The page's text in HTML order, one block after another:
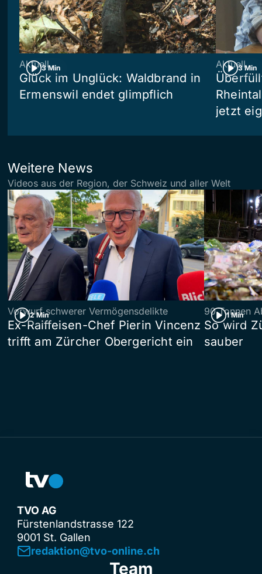
3 Min
Aktuell
Glück im Unglück: Waldbrand in
Ermenswil endet glimpflich
3 Min
Aktuell
jetzt
Weitere News
Videos aus der Region, der Schweiz und aller Welt
2 Min
Vorwurf schwerer Vermögensdelikte
Ex-Raiffeisen-Chef Pierin Vincenz
trifft am Zürcher Obergericht ein
1 Min
90 Tonnen
So wird
sauber
TVO AG
Fürstenlandstrasse 122
9001 St. Gallen
redaktion@tvo-online.ch
Team